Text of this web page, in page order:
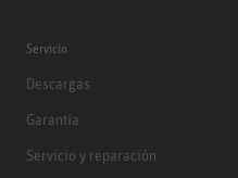
Servicio
Descargas
Garantía
Servicio y reparación